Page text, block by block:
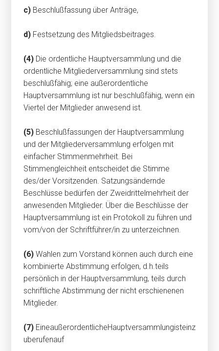
c) Beschlußfassung über Anträge,
d) Festsetzung des Mitgliedsbeitrages.
(4) Die ordentliche Hauptversammlung und die
ordentliche Mitgliederversammlung sind stets
beschlußfähig; eine außerordentliche
Hauptversammlung ist nur beschlußfähig, wenn ein
Viertel der Mitglieder anwesend ist.
(5) Beschlußfassungen der Hauptversammlung
und der Mitgliederversammlung erfolgen mit
einfacher Stimmenmehrheit. Bei
Stimmengleichheit entscheidet die Stimme
des/der Vorsitzenden. Satzungsändernde
Beschlüsse bedürfen der Zweidrittelmehrheit der
anwesenden Mitglieder. Über die Beschlüsse der
Hauptversammlung ist ein Protokoll zu führen und
vom/von der Schriftführer/in zu unterzeichnen.
(6) Wahlen zum Vorstand können auch durch eine
kombinierte Abstimmung erfolgen, d.h.teils
persönlich in der Hauptversammlung, teils durch
schriftliche Abstimmung der nicht erschienenen
Mitglieder.
(7) EineaußerordentlicheHauptversammlungisteinz
uberufenauf